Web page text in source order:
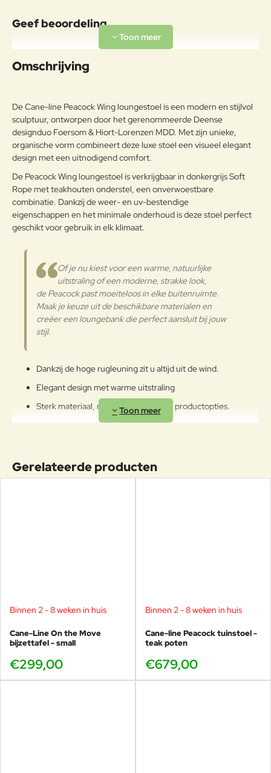
Geef beoordeling
Uw naam:
Note:HTML-code wordt niet vertaald!
Waardering:
Waarderin
g:
Slecht Goed
Verder
Omschrijving
De Cane-line Peacock Wing loungestoel is een modern en stijlvol
sculptuur, ontworpen door het gerenommeerde Deense
designduo Foersom & Hiort-Lorenzen MDD. Met zijn unieke,
organische vorm combineert deze luxe stoel een visueel elegant
design met een uitnodigend comfort.
De Peacock Wing loungestoel is verkrijgbaar in donkergrijs Soft
Rope met teakhouten onderstel, een onverwoestbare
combinatie. Dankzij de weer- en uv-bestendige
eigenschappen en het minimale onderhoud is deze stoel perfect
geschikt voor gebruik in elk klimaat.
Of je nu kiest voor een warme, natuurlijke
uitstraling of een moderne, strakke look,
de Peacock past moeiteloos in elke buitenruimte.
Maak je keuze uit de beschikbare materialen en
creëer een loungebank die perfect aansluit bij jouw
stijl.
Dankzij de hoge rugleuning zit u altijd uit de wind.
Elegant design met warme uitstraling
Sterk materiaal, maak uw keuze in de productopties.
Vocht en water bestendig materiaal
Minimaal onderhoud en reiniging
Gerelateerde producten
Binnen 2 - 8 weken in huis
Cane-Line On the Move
bijzettafel - small
€299,00
Binnen 2 - 8 weken in huis
Cane-line Peacock tuinstoel -
teak poten
€679,00